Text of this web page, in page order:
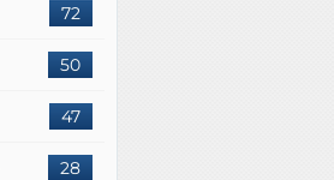
72
50
47
28